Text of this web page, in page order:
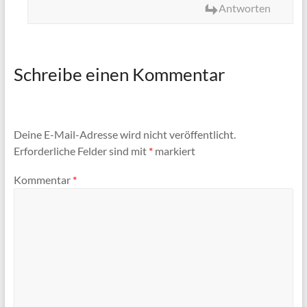
Antworten
Schreibe einen Kommentar
Deine E-Mail-Adresse wird nicht veröffentlicht.
Erforderliche Felder sind mit *markiert
Kommentar *